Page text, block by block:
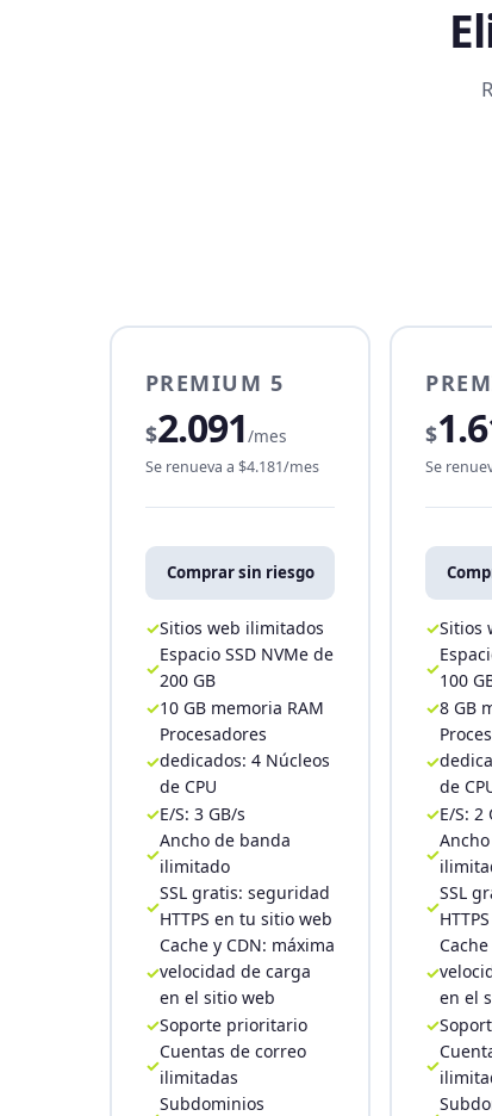
PREMIUM 5
$2.091/mes
Se renueva a $4.181/mes
Comprar sin riesgo
Sitios web ilimitados
Espacio SSD NVMe de
200 GB
10 GB memoria RAM
Procesadores
dedicados: 4 Núcleos
de CPU
E/S: 3 GB/s
Ancho de banda
ilimitado
SSL gratis: seguridad
HTTPS en tu sitio web
Cache y CDN: máxima
velocidad de carga
en el sitio web
Soporte prioritario
Cuentas de correo
ilimitadas
Subdominios
$
Se
Sitios
100
8 GB
de
E/S: 2
SSL
en el